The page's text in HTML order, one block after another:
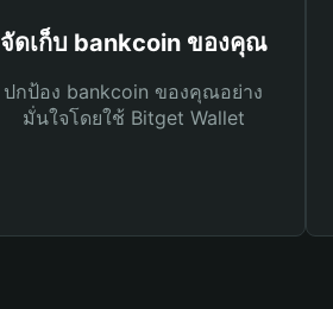
จัดเก็บ bankcoin ของคุณ
ปกป้อง bankcoin ของคุณอย่าง
มั่นใจโดยใช้ Bitget Wallet